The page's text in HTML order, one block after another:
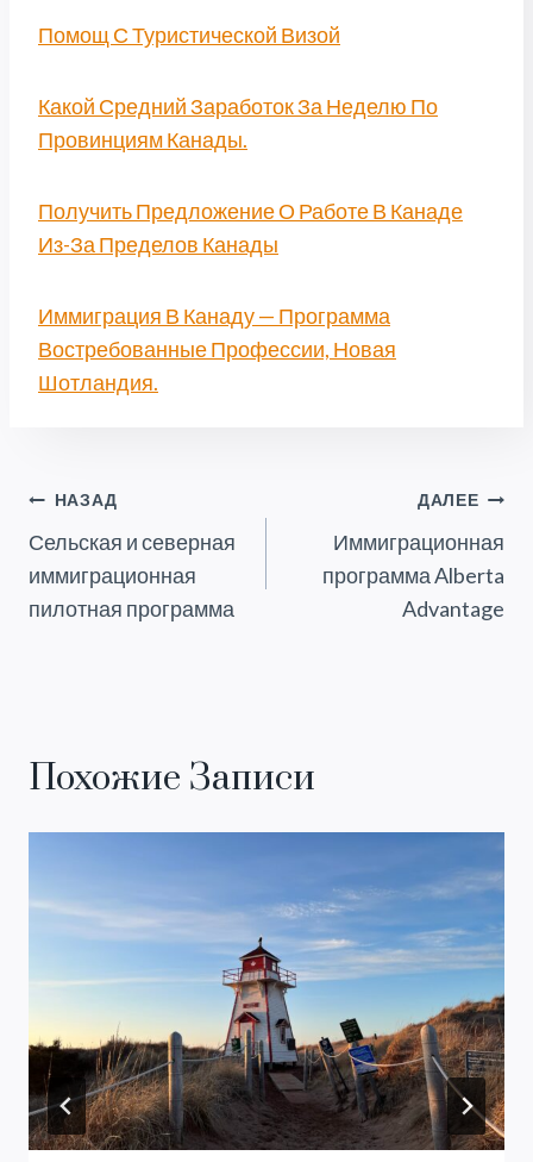
Помощ С Туристической Визой
Какой Средний Заработок За Неделю По
Провинциям Канады.
Получить Предложение О Работе В Канаде
Из-За Пределов Канады
Иммиграция В Канаду — Программа
Востребованные Профессии, Новая
Шотландия.
Навигация
По
Записям
НАЗАД
Сельская и северная
иммиграционная
пилотная программа
ДАЛЕЕ
Иммиграционная
программа Alberta
Advantage
Похожие Записи